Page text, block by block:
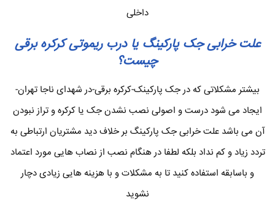
داخلی
علت خرابی جک پارکینگ یا درب ریموتی کرکره برقی
چیست؟
بیشتر مشکلاتی که در جک پارکینک-کرکره برقی-در شهدای ناجا تهران-
ایجاد می شود درست و اصولی نصب نشدن جک یا کرکره و تراز نبودن
آن می باشد علت خرابی جک پارکینگ بر خلاف دید مشتریان ارتباطی به
تردد زیاد و کم نداد بلکه لطفا در هنگام نصب از نصاب هایی مورد اعتماد
و باسابقه استفاده کنید تا به مشکلات و با هزینه هایی زیادی دچار
نشوید